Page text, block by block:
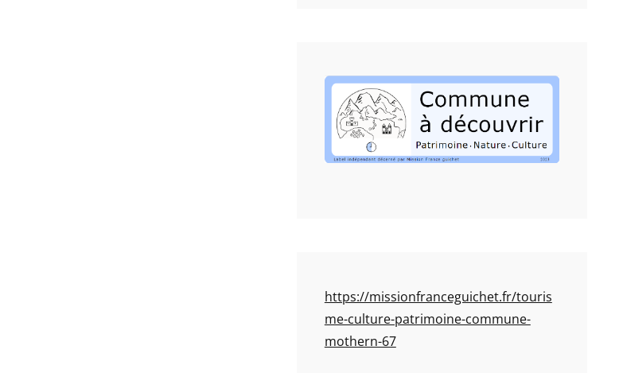
https://missionfranceguichet.fr/touris
me-culture-patrimoine-commune-
mothern-67